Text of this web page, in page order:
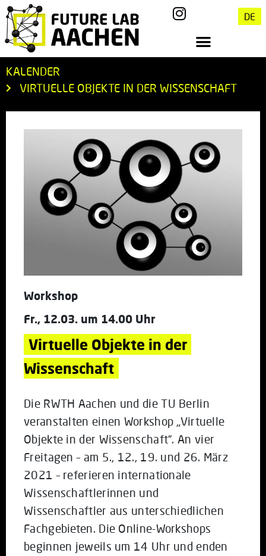
DE
KALENDER
VIRTUELLE OBJEKTE IN DER WISSENSCHAFT
Workshop
Fr., 12.03. um 14.00 Uhr
Virtuelle Objekte in der
Wissenschaft
Die RWTH Aachen und die TU Berlin
veranstalten einen Workshop „Virtuelle
Objekte in der Wissenschaft“. An vier
Freitagen – am 5., 12., 19. und 26. März
2021 – referieren internationale
Wissenschaftlerinnen und
Wissenschaftler aus unterschiedlichen
Fachgebieten. Die Online-Workshops
beginnen jeweils um 14 Uhr und enden